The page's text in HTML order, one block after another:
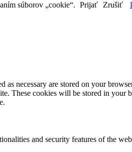
súborov „cookie“. Prijať Zrušiť
necessary are stored on your
These cookies will be stored in your
and security features of the